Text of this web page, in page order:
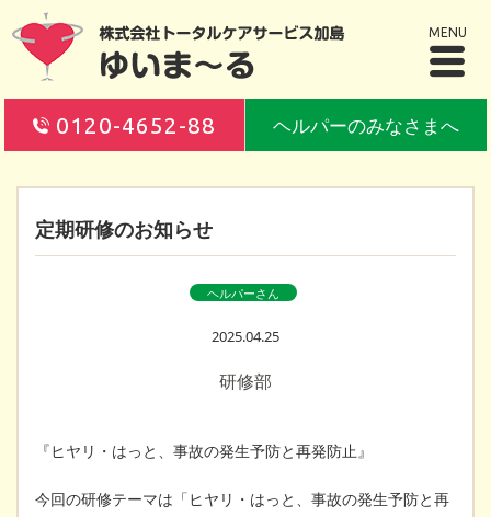
MENU
0120-4652-88 ヘルパーのみなさまへ
定期研修のお知らせ
ヘルパーさん
2025.04.25
研修部
『ヒヤリ・はっと、事故の発生予防と再発防止』
今回の研修テーマは「ヒヤリ・はっと、事故の発生予防と再